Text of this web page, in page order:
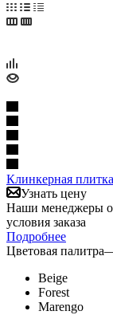
Клинкерная
Узнать цену
Наши менеджеры
условия заказа
Подробнее
Цветовая палитра
Beige
Forest
Marengo